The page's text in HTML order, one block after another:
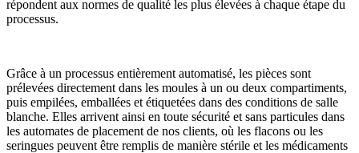
répondent aux normes de qualité les plus élevées à chaque étape du
processus.
Grâce à un processus entièrement automatisé, les pièces sont
prélevées directement dans les moules à un ou deux compartiments,
puis empilées, emballées et étiquetées dans des conditions de salle
blanche. Elles arrivent ainsi en toute sécurité et sans particules dans
les automates de placement de nos clients, où les flacons ou les
seringues peuvent être remplis de manière stérile et les médicaments